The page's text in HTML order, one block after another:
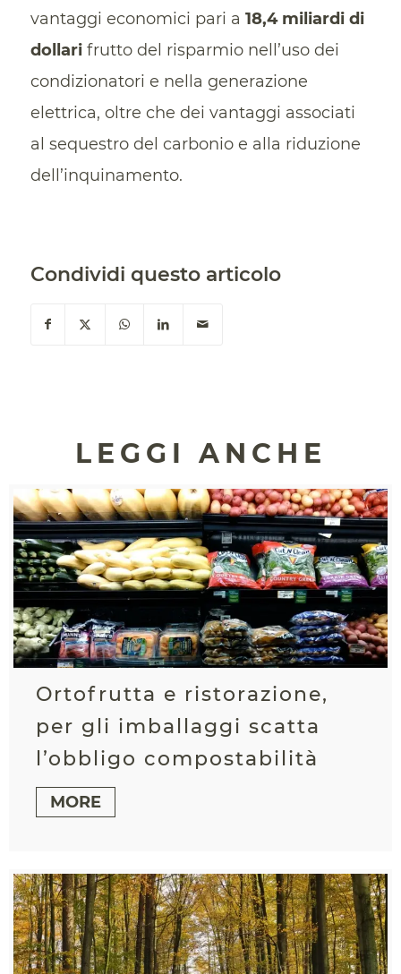
vantaggi economici pari a 18,4 miliardi di
dollarifrutto del risparmio nell’uso dei
condizionatori e nella generazione
elettrica, oltre che dei vantaggi associati
al sequestro del carbonio e alla riduzione
dell’inquinamento.
Condividi questo articolo
LEGGI ANCHE
Ortofrutta e ristorazione,
per gli imballaggi scatta
l’obbligo compostabilità
MORE